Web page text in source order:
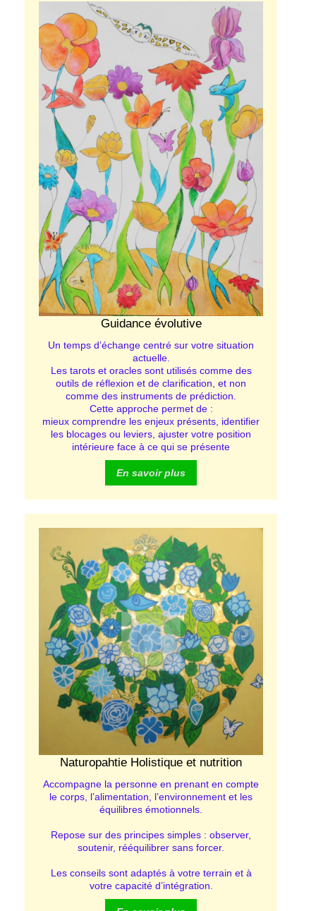
Guidance évolutive
Un temps d’échange centré sur votre situation
actuelle.
Les tarots et oracles sont utilisés comme des
outils de réflexion et de clarification, et non
comme des instruments de prédiction.
Cette approche permet de :
mieux comprendre les enjeux présents, identifier
les blocages ou leviers, ajuster votre position
intérieure face à ce qui se présente
En savoir plus
Naturopahtie Holistique et nutrition
Accompagne la personne en prenant en compte
le corps, l’alimentation, l’environnement et les
équilibres émotionnels.
Repose sur des principes simples : observer,
soutenir, rééquilibrer sans forcer.
Les conseils sont adaptés à votre terrain et à
votre capacité d’intégration.